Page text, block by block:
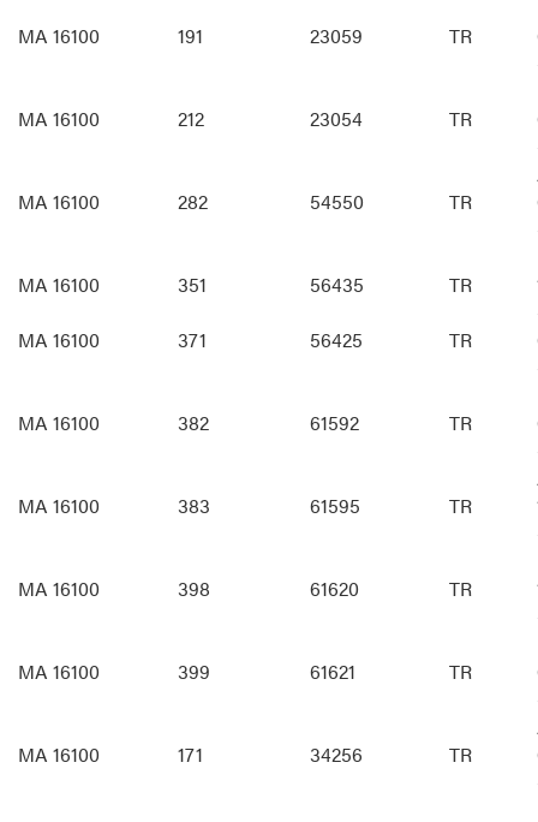
MA 16100
191 23059 TR
MA 16100
212 23054 TR
MA 16100
282 54550 TR
MA 16100
351 56435 TR
MA 16100
371 56425 TR
MA 16100
382 61592 TR
MA 16100
383 61595 TR
MA 16100
398 61620 TR
MA 16100
399 61621 TR
MA 16100
171 34256 TR